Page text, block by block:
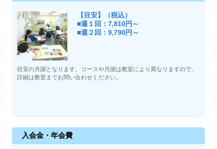
【目安】（税込）
■週１回：7,810円～
■週２回：9,790円～
目安の月謝となります。コースや月謝は教室により異なりますので、
詳細は教室までお問い合わせください。
入会金・年会費